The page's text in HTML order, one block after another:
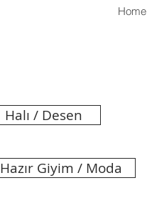
Halı / Desen
Hazır Giyim / Moda
Home